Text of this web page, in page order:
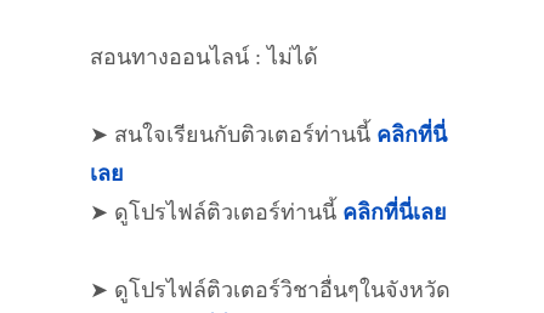
สอนทางออนไลน์ : ไม่ได้
➤ สนใจเรียนกับติวเตอร์ท่านนี้ คลิกที่นี่
เลย
➤ ดูโปรไฟล์ติวเตอร์ท่านนี้ คลิกที่นี่เลย
➤ ดูโปรไฟล์ติวเตอร์วิชาอื่นๆในจังหวัด